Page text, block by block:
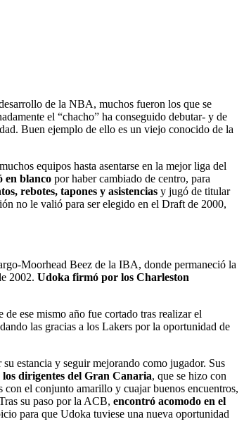
de la NBA, muchos fueron los que se
el “chacho” ha conseguido debutar- y de
Buen ejemplo de ello es un viejo conocido de la
equipos hasta asentarse en la mejor liga del
en blanco por haber cambiado de centro, para
rebotes, tapones y asistencias y jugó de titular
no le valió para ser elegido en el Draft de 2000,
Moorhead Beez de la IBA, donde permaneció la
2002. Udoka firmó por los Charleston
ese mismo año fue cortado tras realizar el
las gracias a los Lakers por la oportunidad de
estancia y seguir mejorando como jugador. Sus
dirigentes del Gran Canaria, que se hizo con
el conjunto amarillo y cuajar buenos encuentros,
su paso por la ACB, encontró acomodo en el
para que Udoka tuviese una nueva oportunidad